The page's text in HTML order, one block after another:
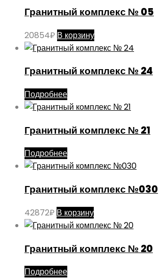
Гранитный комплекс № 05
20854₽ В корзину
Гранитный комплекс № 24
Подробнее
Гранитный комплекс № 21
Подробнее
Гранитный комплекс №030
42872₽ В корзину
Гранитный комплекс № 20
Подробнее